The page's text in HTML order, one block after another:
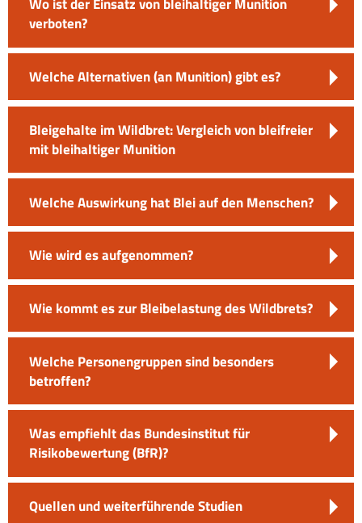
verboten?
Welche Alternativen (an Munition) gibt es?
Bleigehalte im Wildbret: Vergleich von bleifreier
mit bleihaltiger Munition
Welche Auswirkung hat Blei auf den Menschen?
Wie wird es aufgenommen?
Wie kommt es zur Bleibelastung des Wildbrets?
Welche Personengruppen sind besonders
betroffen?
Was empfiehlt das Bundesinstitut für
Risikobewertung (BfR)?
Quellen und weiterführende Studien